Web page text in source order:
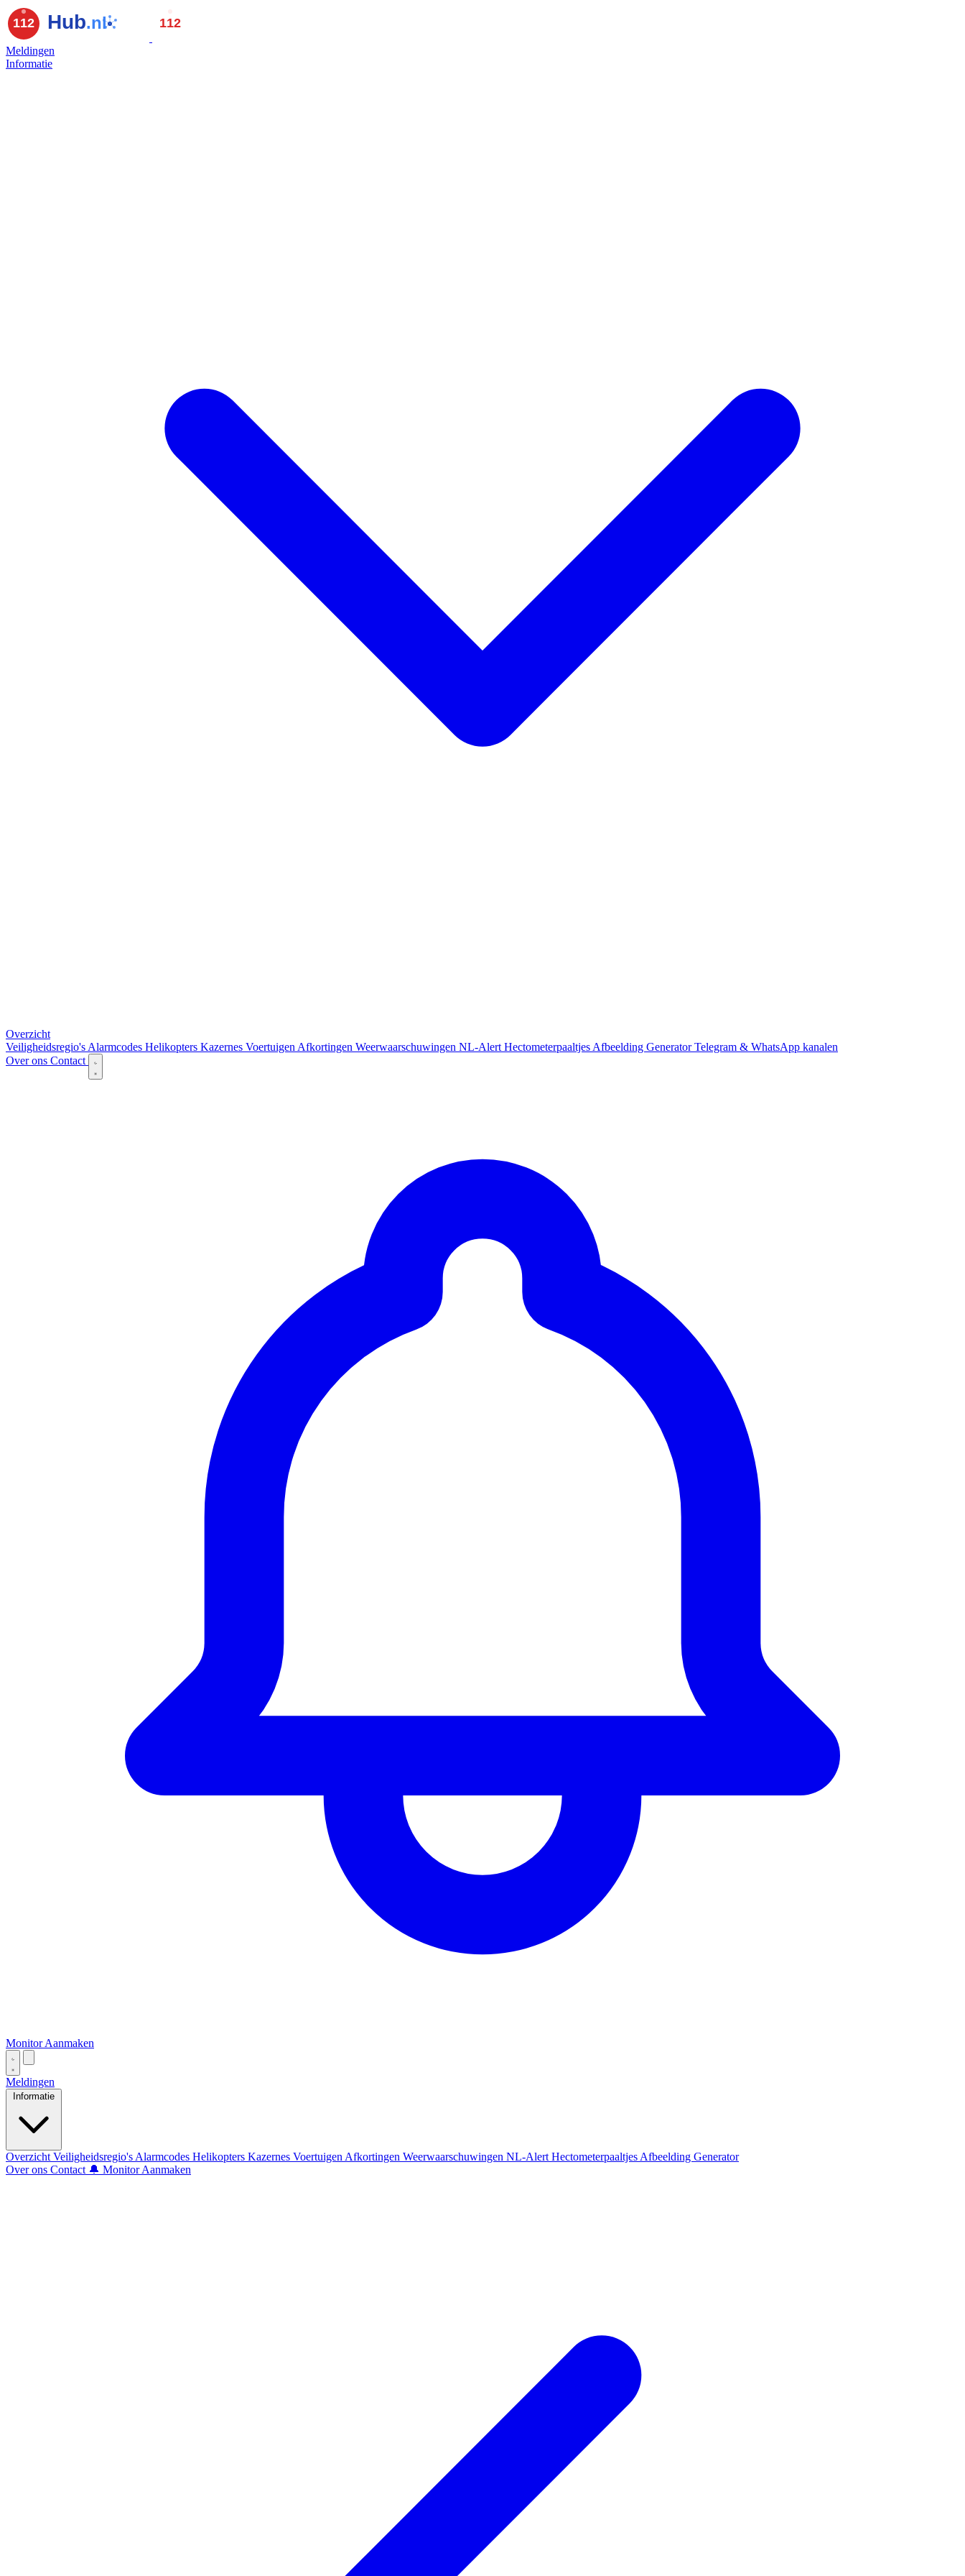
Meldingen
Informatie
Overzicht
Veiligheidsregio's Alarmcodes Helikopters Kazernes Voertuigen Afkortingen Weerwaarschuwingen NL-Alert Hectometerpaaltjes Afbeelding GeneratorTelegram & WhatsApp kanalen
Over ons Contact
Monitor Aanmaken
Meldingen
Informatie
Overzicht Veiligheidsregio's Alarmcodes Helikopters Kazernes Voertuigen Afkortingen Weerwaarschuwingen NL-Alert Hectometerpaaltjes Afbeelding Generator
Over ons Contact 🔔 Monitor Aanmaken